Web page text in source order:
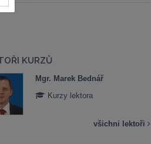
KURZŮ
Mgr. Marek Bednář
Kurzy lektora
všichni lektoři